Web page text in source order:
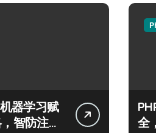
器学习赋
智防注入
全